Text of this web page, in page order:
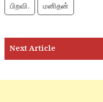
பிறவி.
மனிதன்